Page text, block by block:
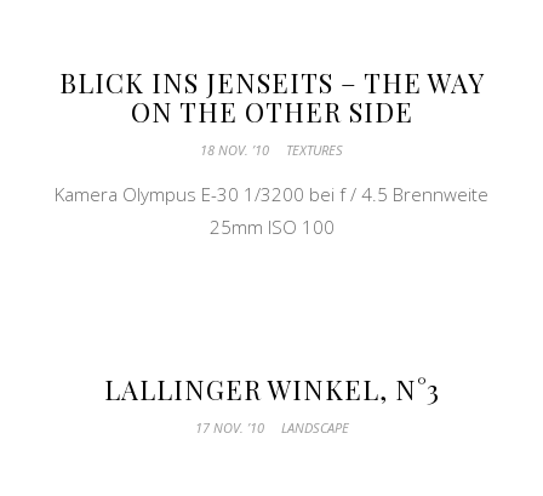
BLICK INS JENSEITS – THE WAY
ON THE OTHER SIDE
18 NOV. ’10 TEXTURES
Kamera Olympus E-30 1/3200 bei f / 4.5 Brennweite
25mm ISO 100
LALLINGER WINKEL, N°3
17 NOV. ’10 LANDSCAPE